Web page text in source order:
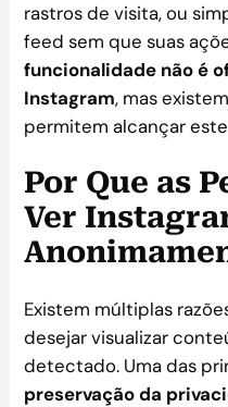
rastros de visita, ou
feed sem que suas
funcionalidade não é
Instagram, mas
permitem alcançar
Por Que as
Ver
Existem múltiplas
desejar visualizar
detectado. Uma das
preservação da